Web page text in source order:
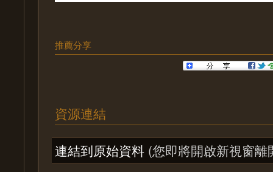
推薦分享
資源連結
連結到原始資料 (您即將開啟新視窗離